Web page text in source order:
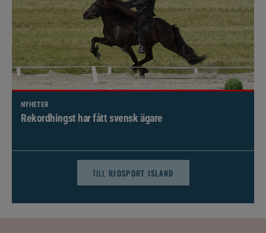
NYHETER
Brett politiskt stöd för förändringar i djursjukvården –
TILL RIDSPORT ISLAND